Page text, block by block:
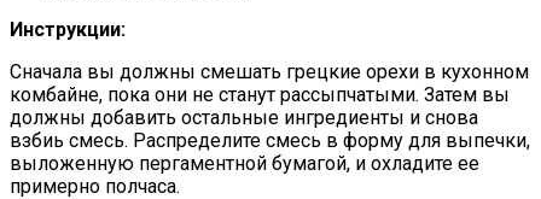
Инструкции:
Сначала вы должны смешать грецкие орехи в кухонном
комбайне, пока они не станут рассыпчатыми. Затем вы
должны добавить остальные ингредиенты и снова
взбиь смесь. Распределите смесь в форму для выпечки,
выложенную пергаментной бумагой, и охладите ее
примерно полчаса.